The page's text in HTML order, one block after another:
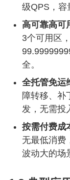
级QPS，容
高可靠高可
3个可用区
全。
全托管免运
障转移、补
发，无需投
按需付费成
无最低消费
波动大的场